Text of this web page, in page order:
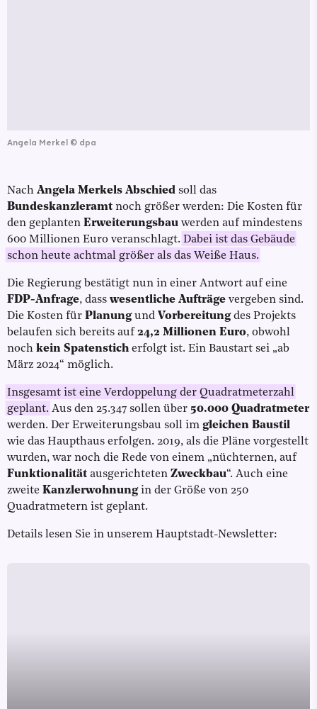
Angela Merkel © dpa
Nach Angela Merkels Abschied soll das
Bundeskanzleramt noch größer werden: Die Kosten für
den geplanten Erweiterungsbau werden auf mindestens
600 Millionen Euro veranschlagt. Dabei ist das Gebäude
schon heute achtmal größer als das Weiße Haus.
Die Regierung bestätigt nun in einer Antwort auf eine
FDP-Anfrage, dass wesentliche Aufträge vergeben sind.
Die Kosten für Planungund Vorbereitungdes Projekts
belaufen sich bereits auf 24,2 Millionen Euro, obwohl
noch kein Spatenstich erfolgt ist. Ein Baustart sei „ab
März 2024“ möglich.
Insgesamt ist eine Verdoppelung der Quadratmeterzahl
geplant. Aus den 25.347 sollen über 50.000 Quadratmeter
werden. Der Erweiterungsbau soll im gleichen Baustil
wie das Haupthaus erfolgen. 2019, als die Pläne vorgestellt
wurden, war noch die Rede von einem „nüchternen, auf
Funktionalität ausgerichteten Zweckbau“. Auch eine
zweite Kanzlerwohnungin der Größe von 250
Quadratmetern ist geplant.
Details lesen Sie in unserem Hauptstadt-Newsletter: